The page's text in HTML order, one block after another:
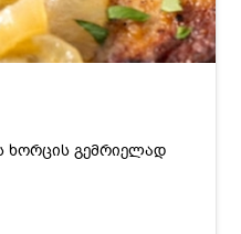
ხორცის გემრიელად